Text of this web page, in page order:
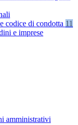
codice di condotta 11
e imprese
amministrativi